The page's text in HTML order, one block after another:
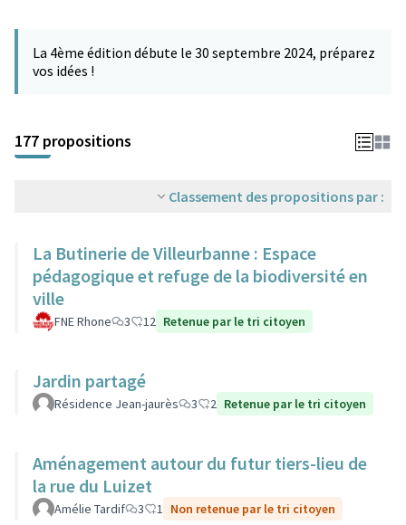
−
La 4ème édition débute le 30 septembre 2024, préparez
vos idées !
177 propositions
Classement des propositions par :
La Butinerie de Villeurbanne : Espace
pédagogique et refuge de la biodiversité en
ville
FNE Rhone 3 12 Retenue par le tri citoyen
Jardin partagé
Résidence Jean-jaurès 3 2 Retenue par le tri citoyen
Aménagement autour du futur tiers-lieu de
la rue du Luizet
Amélie Tardif 3 1 Non retenue par le tri citoyen